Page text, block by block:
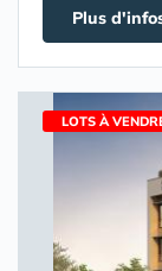
Plus
LOTS À